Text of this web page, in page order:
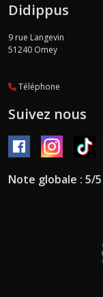
Didippus
9 rue Langevin
51240 Omey
Téléphone
Suivez nous
Note globale : 5/5